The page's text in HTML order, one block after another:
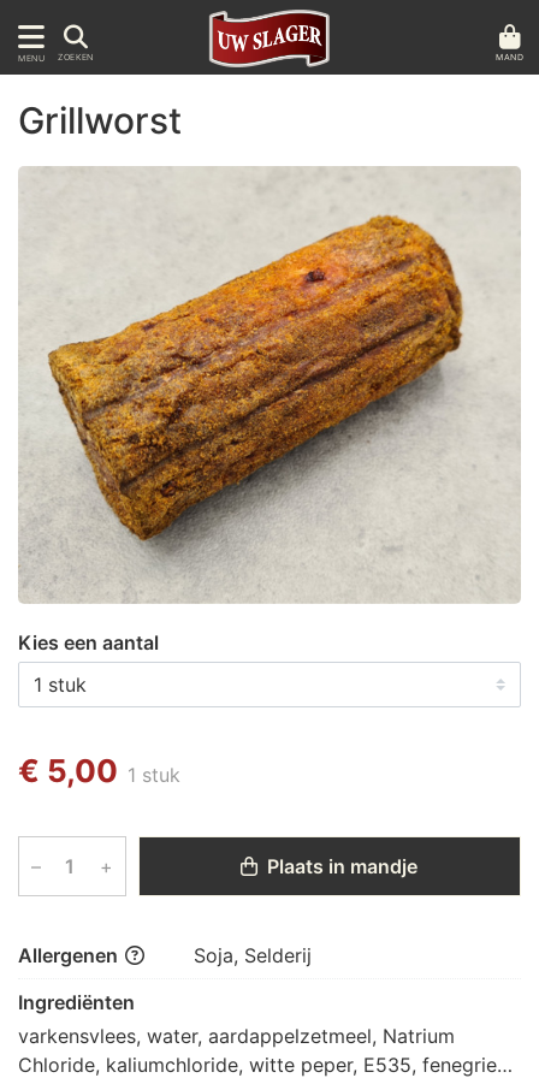
MENU ZOEKEN MAND
Grillworst
Kies een aantal
€ 5,00 1 stuk
– + Plaats in mandje
Allergenen
Soja, Selderij
Ingrediënten
varkensvlees, water, aardappelzetmeel, Natrium
Chloride, kaliumchloride, witte peper, E535, fenegriek,